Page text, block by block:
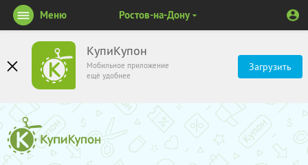
КупиКупон
Мобильное приложение
ещё удобнее
Загрузить
Меню Ростов-на-Дону